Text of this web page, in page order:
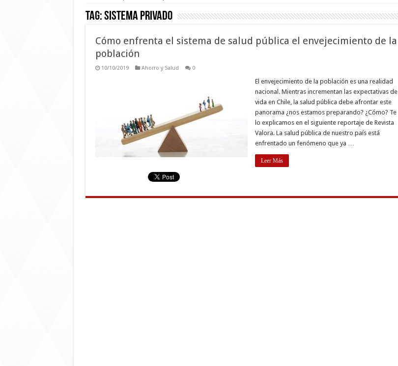
Tag:sistema privado
Cómo enfrenta el sistema de salud pública el envejecimiento de la
población
10/10/2019 Ahorro y Salud 0
El envejecimiento de la población es una realidad
nacional. Mientras incrementan las expectativas de
vida en Chile, la salud pública debe afrontar este
panorama ¿nos estamos preparando? ¿Cómo? Te
lo explicamos en el siguiente reportaje de Revista
Valora. La salud pública de nuestro país está
enfrentado un fenómeno que ya …
Leer Más